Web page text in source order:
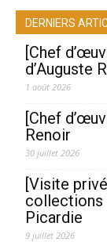
DERNIERS
[Chef
d’Auguste
1 août 2026
[Chef
Renoir
30 juillet 2026
[Visite
collections
Picardie
9 juillet 2026